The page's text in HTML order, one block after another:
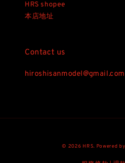
HRS shopee
本店地址
Contact us
hiroshisanmodel@gmail.com
© 2026 HRS. Powered by